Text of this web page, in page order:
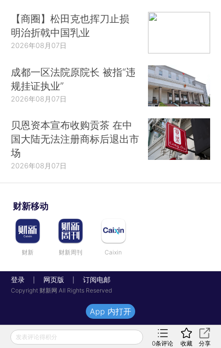
【商圈】松田克也挥刀止损
明治折戟中国乳业
2026年08月07日
成都一区法院原院长 被指“违
规挂证执业”
2026年08月07日
贝恩资本宣布收购贡茶 在中
国大陆无法注册商标后退出市
场
2026年08月07日
财新移动
财新 财新周刊 Caixin
登录 网页版 订阅电邮
Copyright 财新网 All Rights Reserved
发表评论得积分
0条评论 收藏 分享
App 内打开